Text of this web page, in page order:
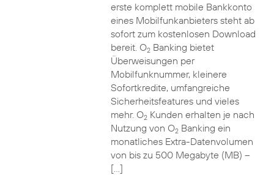
erste komplett mobile Bankkonto
eines Mobilfunkanbieters steht ab
sofort zum kostenlosen Download
bereit. O2Banking bietet
Überweisungen per
Mobilfunknummer, kleinere
Sofortkredite, umfangreiche
Sicherheitsfeatures und vieles
mehr. O2Kunden erhalten je nach
Nutzung von O2Banking ein
monatliches Extra-Datenvolumen
von bis zu 500 Megabyte (MB) –
[…]